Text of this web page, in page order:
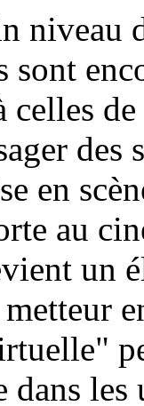
niveau
sont
celles
des
en
au
un